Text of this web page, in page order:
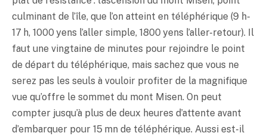
culminant de l’île, que l’on atteint en téléphérique (9 h-
17 h, 1000 yens l’aller simple, 1800 yens l’aller-retour). Il
faut une vingtaine de minutes pour rejoindre le point
de départ du téléphérique, mais sachez que vous ne
serez pas les seuls à vouloir profiter de la magnifique
vue qu’offre le sommet du mont Misen. On peut
compter jusqu’à plus de deux heures d’attente avant
d’embarquer pour 15 mn de téléphérique. Aussi est-il